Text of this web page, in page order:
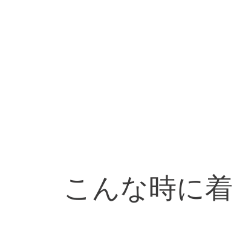
こんな時に